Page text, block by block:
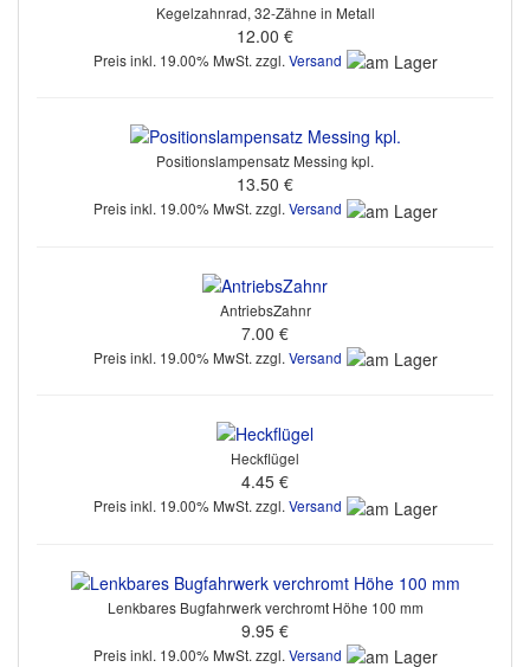
Kegelzahnrad, 32-Zähne in Metall
12.00 €
Preis inkl. 19.00% MwSt. zzgl. Versand
Positionslampensatz Messing kpl.
13.50 €
Preis inkl. 19.00% MwSt. zzgl. Versand
AntriebsZahnr
7.00 €
Preis inkl. 19.00% MwSt. zzgl. Versand
Heckflügel
4.45 €
Preis inkl. 19.00% MwSt. zzgl.Versand
Lenkbares Bugfahrwerk verchromt Höhe 100 mm
9.95 €
Preis inkl. 19.00% MwSt. zzgl. Versand